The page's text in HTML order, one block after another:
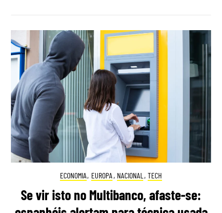
ECONOMIA, EUROPA , NACIONAL , TECH
Se vir isto no Multibanco, afaste-se: